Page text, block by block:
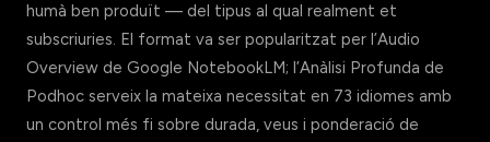
humà ben produït — del tipus al qual realment et
subscriuries. El format va ser popularitzat per l’Audio
Overview de Google NotebookLM; l’Anàlisi Profunda de
Podhoc serveix la mateixa necessitat en 73 idiomes amb
un control més fi sobre durada, veus i ponderació de